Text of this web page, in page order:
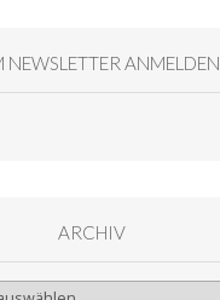
NEWSLETTER ANMELDEN
ARCHIV